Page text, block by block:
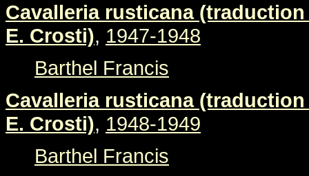
Cavalleria rusticana
E. Crosti), 1947-1948
Barthel Francis
Cavalleria rusticana
E. Crosti), 1948-1949
Barthel Francis